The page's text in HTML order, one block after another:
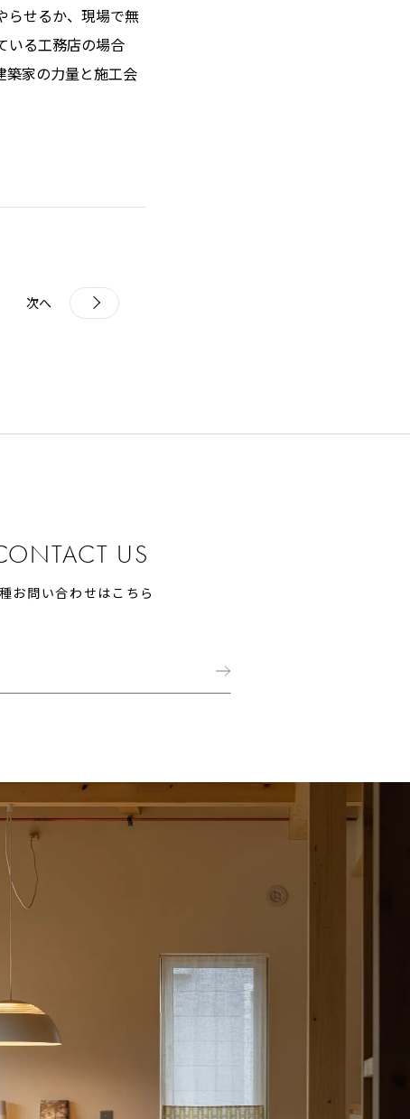
Hokushin model
koselig コーシェリ
らせるか、現場で無
いる工務店の場合
築家の力量と施工会
次へ
US
お問い合わせはこちら